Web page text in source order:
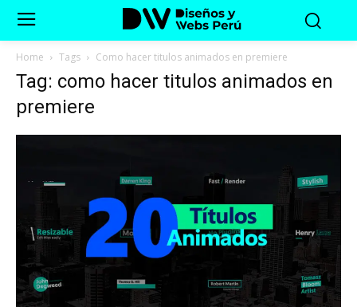
Home Tags Como hacer titulos animados en premiere
Tag: como hacer titulos animados en
premiere